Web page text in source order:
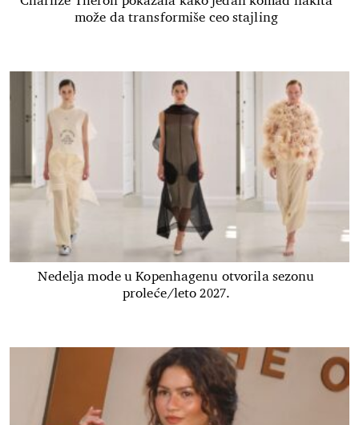
može da transformiše ceo stajling
Nedelja mode u Kopenhagenu otvorila sezonu
proleće/leto 2027.